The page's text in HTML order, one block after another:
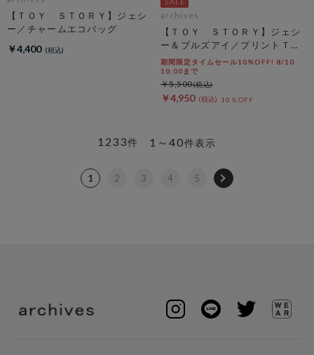
【ＴＯＹ ＳＴＯＲＹ】ジェシ
ー／チャームエコバッグ
￥4,400
archives
【ＴＯＹ ＳＴＯＲＹ】ジェシ
ー＆ブルズアイ／プリントＴオ
フ
期間限定タイムセール10%OFF! 8/10
10:00まで
￥4,950 10％OFF
￥5,500
1～40件表示
1233件
1 2 3 4 5